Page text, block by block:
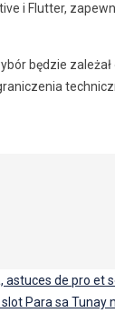
i Flutter,
będzie
de pro et
Para sa Tunay